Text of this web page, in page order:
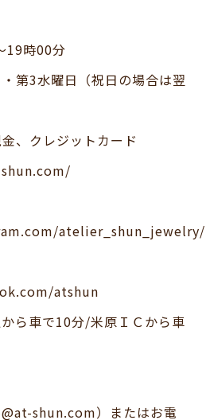
19時00分
第3水曜日（祝日の場合は翌
、クレジットカード
atelier_shun_jewelry/
atshun
ら車で10分/米原ＩＣから車
shun.com）またはお電